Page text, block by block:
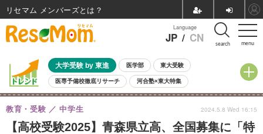
menu
Language
JP / CN search
大学受験 by 東進 医学部 東大受験
医専予備校徹底リサーチ 河合塾×東大特集
親子で考える大学選び 高校受験 中学受験 小学校受験
共通テスト 夏休み
8月開催イベント・WS 全国公立高校 過去問 人気記事
【高校受験2025】青森県立高、全国募集に「特
教育・受験 中学生 2024.5.8 Wed 16:15
リセマム メンバーズ